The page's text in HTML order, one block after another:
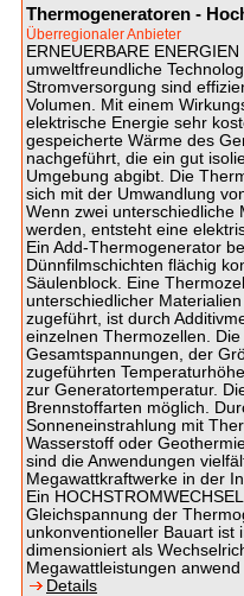
Thermogeneratoren -
Überregionaler Anbieter
ERNEUERBARE
umweltfreundliche
Stromversorgung sind
Volumen. Mit einem
elektrische Energie sehr
gespeicherte Wärme des
nachgeführt, die ein gut
Umgebung abgibt. Die
sich mit der Umwandlung
Wenn zwei unterschiedliche
werden, entsteht eine
Ein Add-Thermogenerator
Dünnfilmschichten flächig
Säulenblock. Eine
unterschiedlicher
zugeführt, ist durch
einzelnen Thermozellen.
Gesamtspannungen, der
zugeführten
zur Generatortemperatur.
Brennstoffarten möglich.
Sonneneinstrahlung mit
Wasserstoff oder
sind die Anwendungen
Megawattkraftwerke in der
Ein
Gleichspannung der
unkonventioneller Bauart ist
dimensioniert als
Megawattleistungen anwend
Details